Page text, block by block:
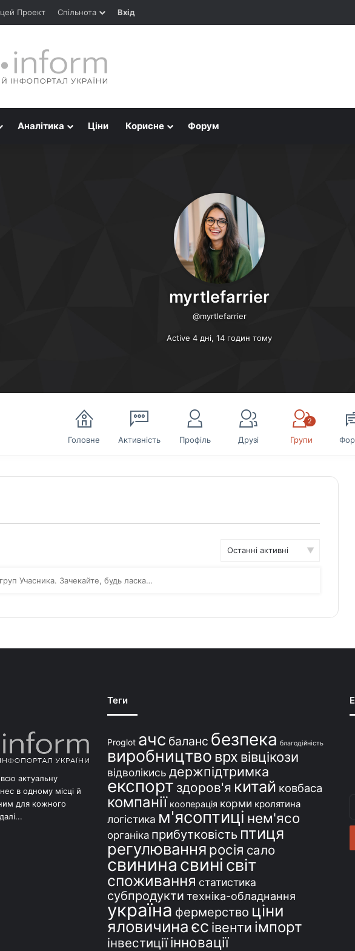
Проект Спільнота Вхід
Аналітика Ціни Корисне Форум
myrtlefarrier
@myrtlefarrier
Active 4 дні, 14 годин тому
Головне Активність Профіль Друзі Групи
2
Учасника. Зачекайте, будь ласка…
актуальну
в одному місці й
для кожного
Теги
Proglot ачс баланс безпека благодійність
виробництво врх вівцікози
відволікись держпідтримка
експорт здоров'я китай ковбаса
компанії кооперація корми кролятина
логістика м'ясоптиці нем'ясо
органіка прибутковість птиця
регулювання росія сало
свинина свині світ
споживання статистика
субпродукти техніка-обладнання
україна фермерство ціни
яловичинаєс івенти імпорт
інвестиції інновації